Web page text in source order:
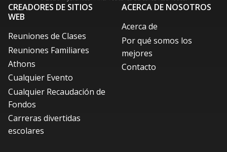
CREADORES DE SITIOS
WEB
Reuniones de Clases
Reuniones Familiares
Athons
Cualquier Evento
Cualquier Recaudación de
Fondos
Carreras divertidas
escolares
ACERCA DE NOSOTROS
Acerca de
Por qué somos los
mejores
Contacto